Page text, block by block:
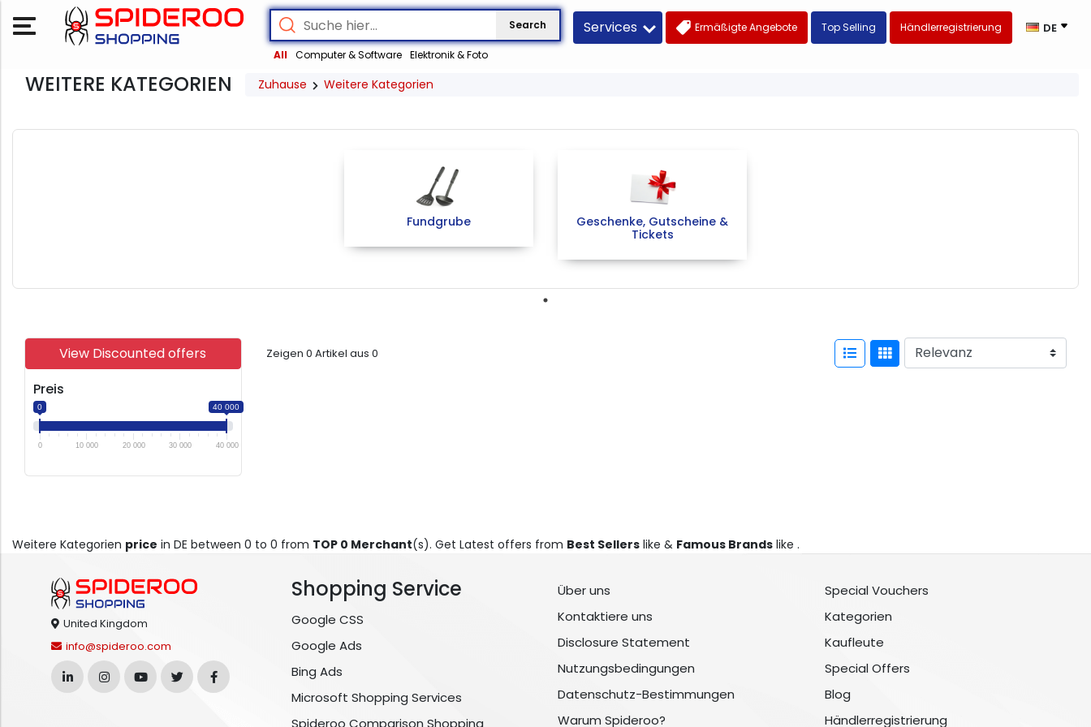
Search
All Computer & Software Elektronik & Foto
Services Ermäßigte Angebote Top Selling Händlerregistrierung DE
WEITERE KATEGORIEN Zuhause Weitere Kategorien
Fundgrube
Geschenke, Gutscheine &
Tickets
View Discounted offers
Preis
0 40 000
0 10 000 20 000 30 000 40 000
Zeigen 0 Artikel aus 0
Weitere Kategorien price in DE between 0 to 0 from TOP 0 Merchant(s). Get Latest offers from Best Sellers like & Famous Brands like .
United Kingdom
info@spideroo.com
Shopping Service
Google CSS
Google Ads
Bing Ads
Microsoft Shopping Services
Spideroo Comparison Shopping
Über uns
Kontaktiere uns
Disclosure Statement
Nutzungsbedingungen
Datenschutz-Bestimmungen
Warum Spideroo?
Special Vouchers
Kategorien
Kaufleute
Special Offers
Blog
Händlerregistrierung